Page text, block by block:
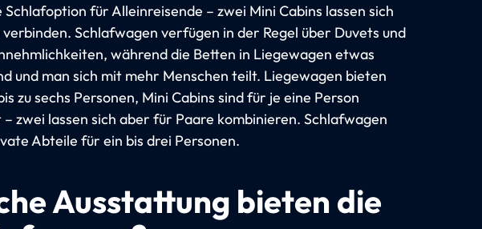
Schlafoption für Alleinreisende – zwei Mini Cabins lassen sich
Schlafwagen verfügen in der Regel über Duvets und
während die Betten in Liegewagen etwas
und man sich mit mehr Menschen teilt. Liegewagen bieten
zu sechs Personen, Mini Cabins sind für je eine Person
– zwei lassen sich aber für Paare kombinieren. Schlafwagen
Abteile für ein bis drei Personen.
Ausstattung bieten die